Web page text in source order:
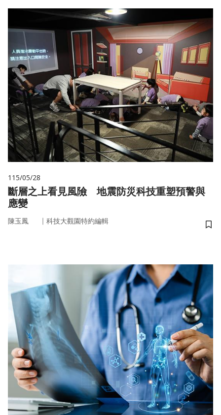
115/05/28
斷層之上看見風險 地震防災科技重塑預警與
應變
陳玉鳳 ｜ 科技大觀園特約編輯
儲